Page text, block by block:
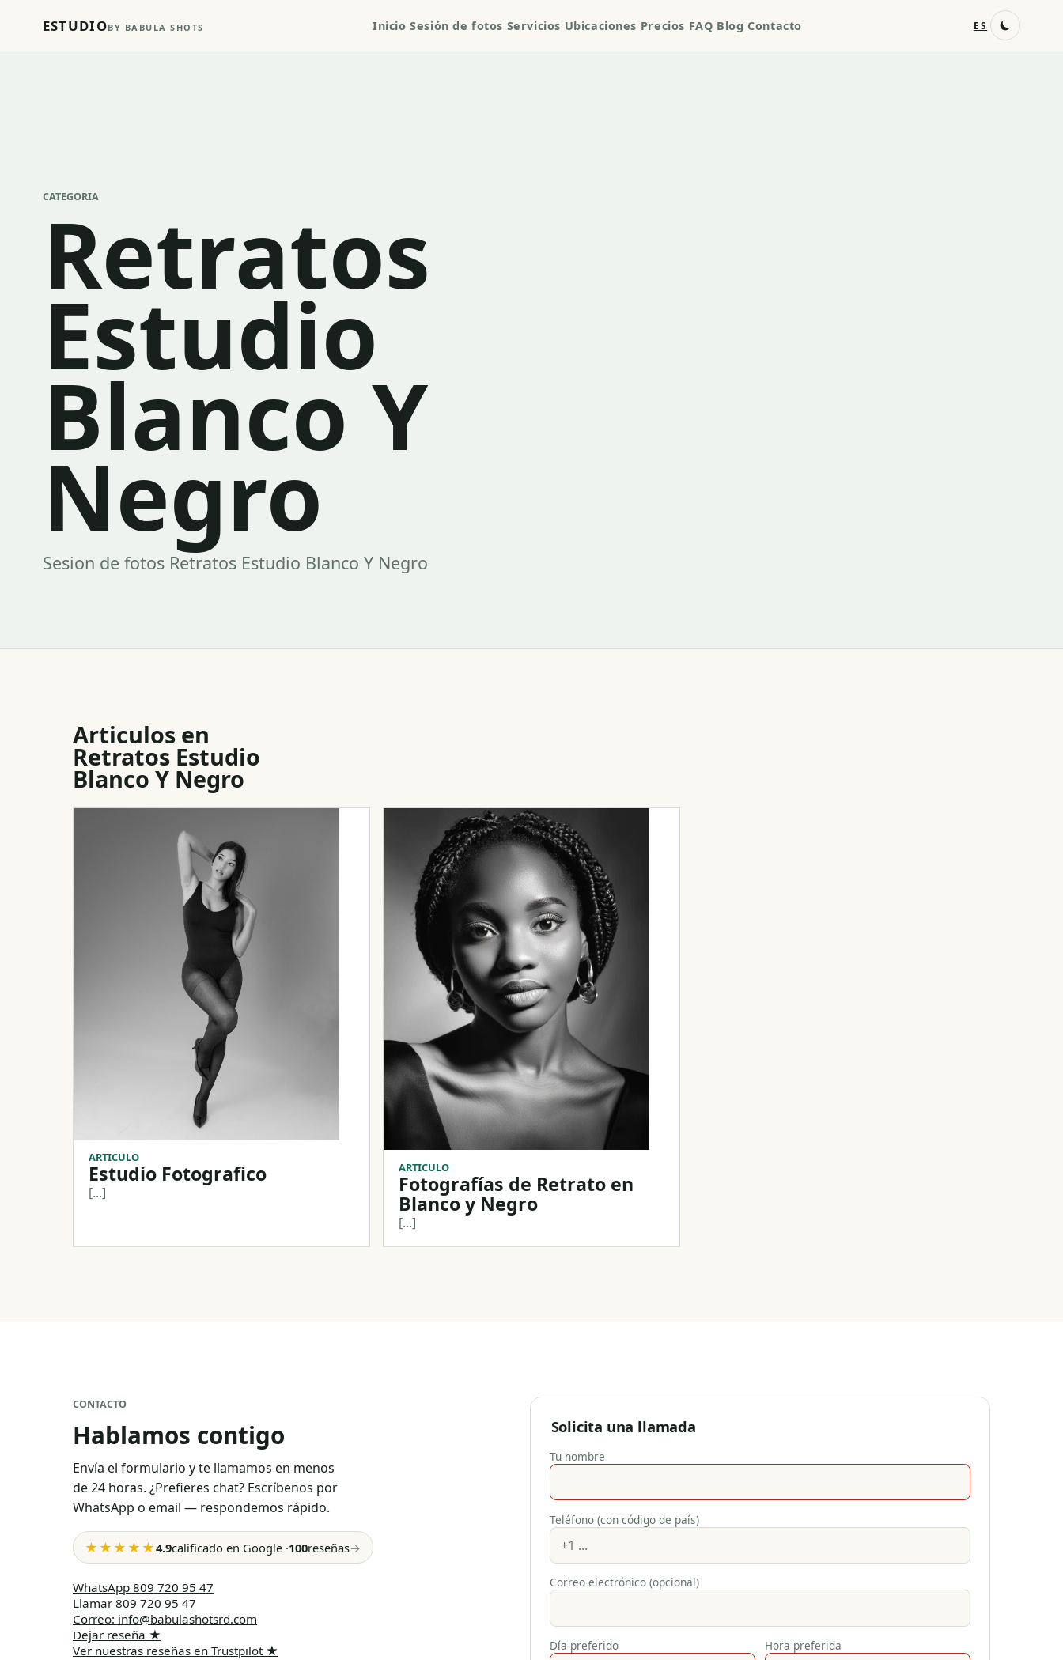
ES
ESTUDIOBY BABULA SHOTS Inicio Sesión de fotos Servicios Ubicaciones Precios FAQ Blog Contacto
CATEGORIA
Retratos
Estudio
Blanco Y
Negro
Sesion de fotos Retratos Estudio Blanco Y Negro
Articulos en
Retratos Estudio
Blanco Y Negro
ARTICULO
Estudio Fotografico
[...]
ARTICULO
Fotografías de Retrato en
Blanco y Negro
[...]
CONTACTO
Hablamos contigo
Envía el formulario y te llamamos en menos
de 24 horas. ¿Prefieres chat? Escríbenos por
WhatsApp o email — respondemos rápido.
★★★★★4.9calificado en Google ·100reseñas→
WhatsApp 809 720 95 47
Llamar 809 720 95 47
Correo: info@babulashotsrd.com
Dejar reseña ★
Ver nuestras reseñas en Trustpilot★
Solicita una llamada
Tu nombre
Teléfono (con código de país)
Correo electrónico (opcional)
Día preferido Hora preferida